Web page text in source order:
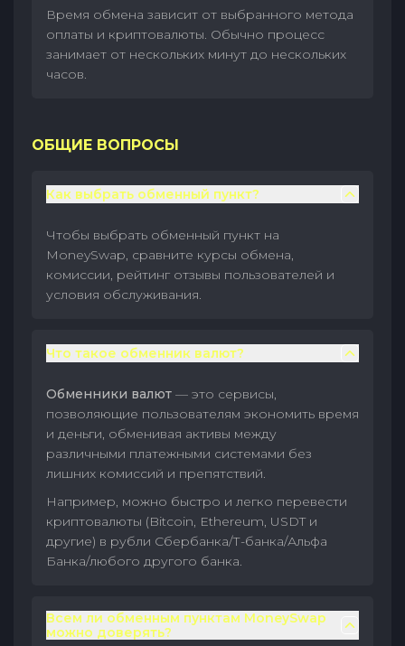
Время обмена зависит от выбранного метода
оплаты и криптовалюты. Обычно процесс
занимает от нескольких минут до нескольких
часов.
ОБЩИЕ ВОПРОСЫ
Как выбрать обменный пункт?
Чтобы выбрать обменный пункт на
MoneySwap, сравните курсы обмена,
комиссии, рейтинг отзывы пользователей и
условия обслуживания.
Что такое обменник валют?
Обменники валют — это сервисы,
позволяющие пользователям экономить время
и деньги, обменивая активы между
различными платежными системами без
лишних комиссий и препятствий.
Например, можно быстро и легко перевести
криптовалюты (Bitcoin, Ethereum, USDT и
другие) в рубли Сбербанка/Т-банка/Альфа
Банка/любого другого банка.
Всем ли обменным пунктам MoneySwap
можно доверять?